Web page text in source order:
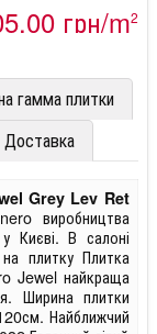
грн/m2
гамма плитки
Доставка
Grey Lev Ret
виробництва
Києві. В салоні
плитку Плитка
Jewel найкраща
Ширина плитки
Найближчий